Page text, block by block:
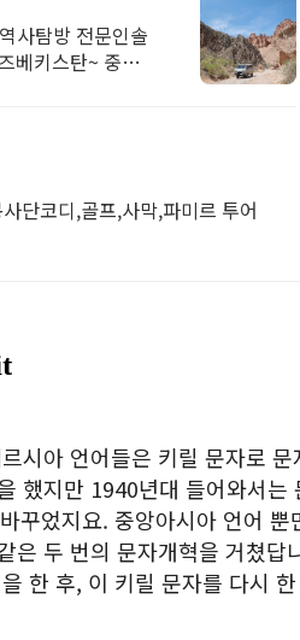
사탐방 전문인솔
베키스탄~ 중앙
단코디,골프,사막,파미르 투어
시아 언어들은 키릴 문자로 문
했지만 1940년대 들어와서는
꾸었지요. 중앙아시아 언어 뿐
은 두 번의 문자개혁을 거쳤답
한 후, 이 키릴 문자를 다시 한